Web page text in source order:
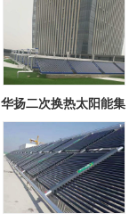
华扬二次换热太阳能集
中系统